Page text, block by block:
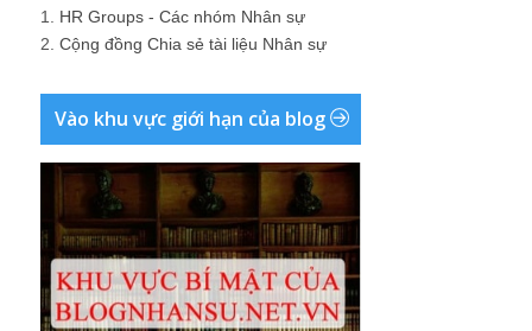
1. HR Groups - Các nhóm Nhân sự
2. Cộng đồng Chia sẻ tài liệu Nhân sự
Vào khu vực giới hạn của blog